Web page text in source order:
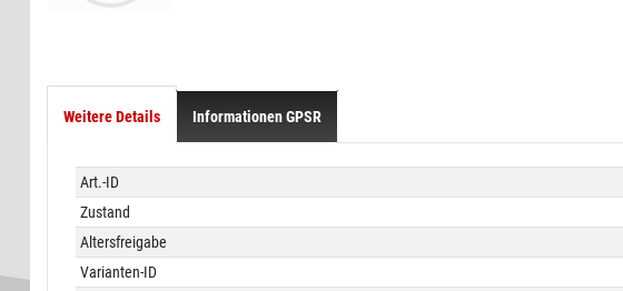
Weitere Details Informationen GPSR
Technisches
Merkmal
Wert
Art.-ID
Zustand
Altersfreigabe
Varianten-ID